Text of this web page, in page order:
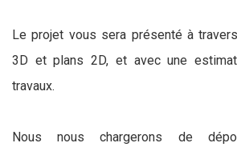
Le projet vous sera présenté à
3D et plans 2D, et avec une
travaux.
Nous nous chargerons de